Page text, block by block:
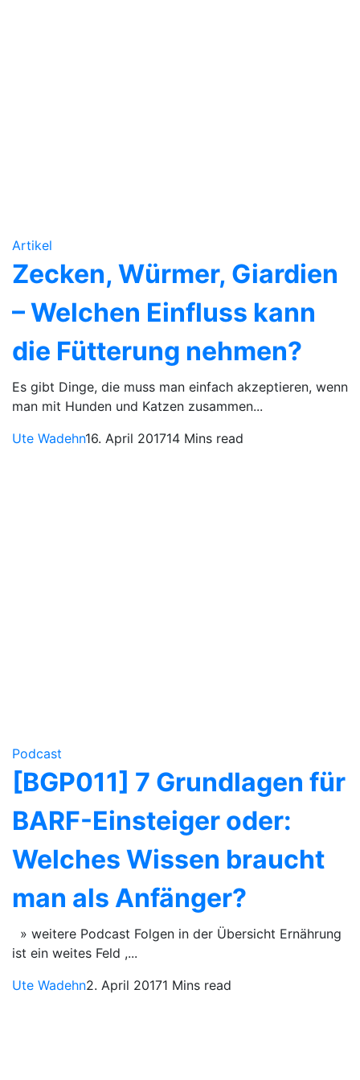
Artikel
Zecken, Würmer, Giardien
– Welchen Einfluss kann
die Fütterung nehmen?
Es gibt Dinge, die muss man einfach akzeptieren, wenn
man mit Hunden und Katzen zusammen...
Ute Wadehn16. April 201714 Mins read
Podcast
[BGP011] 7 Grundlagen für
BARF-Einsteiger oder:
Welches Wissen braucht
man als Anfänger?
» weitere Podcast Folgen in der Übersicht Ernährung
ist ein weites Feld ,...
Ute Wadehn2. April 20171 Mins read